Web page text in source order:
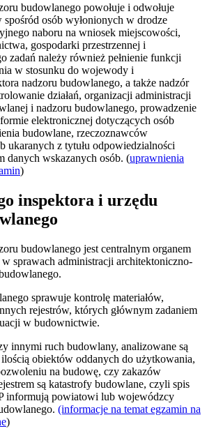
budowlanego powołuje i odwołuje
spośród osób wyłonionych w drodze
naboru na wniosek miejscowości,
gospodarki przestrzennej i
zadań należy również pełnienie funkcji
w stosunku do wojewody i
nadzoru budowlanego, a także nadzór
działań, organizacji administracji
i nadzoru budowlanego, prowadzenie
elektronicznej dotyczących osób
budowlane, rzeczoznawców
ukaranych z tytułu odpowiedzialności
danych wskazanych osób. (uprawnienia
)
inspektora i urzędu
budowlanego jest centralnym organem
sprawach administracji architektoniczno-
sprawuje kontrolę materiałów,
rejestrów, których głównym zadaniem
w budownictwie.
innymi ruch budowlany, analizowane są
obiektów oddanych do użytkowania,
na budowę, czy zakazów
są katastrofy budowlane, czyli spis
informują powiatowi lub wojewódzcy
(informacje na temat egzamin na
)